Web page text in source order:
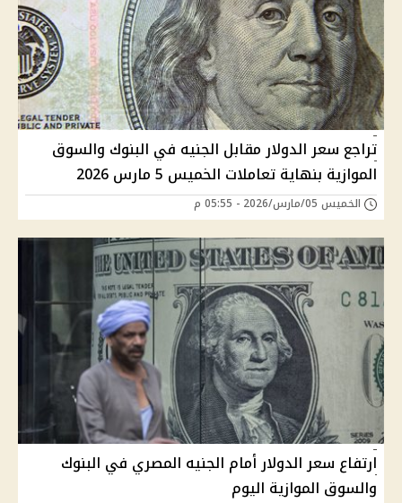
تراجع سعر الدولار مقابل الجنيه في البنوك والسوق
الموازية بنهاية تعاملات الخميس 5 مارس 2026
الخميس 05/مارس/2026 - 05:55 م
ارتفاع سعر الدولار أمام الجنيه المصري في البنوك
والسوق الموازية اليوم